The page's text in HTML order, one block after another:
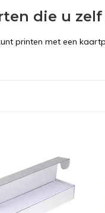
die u
printen met een